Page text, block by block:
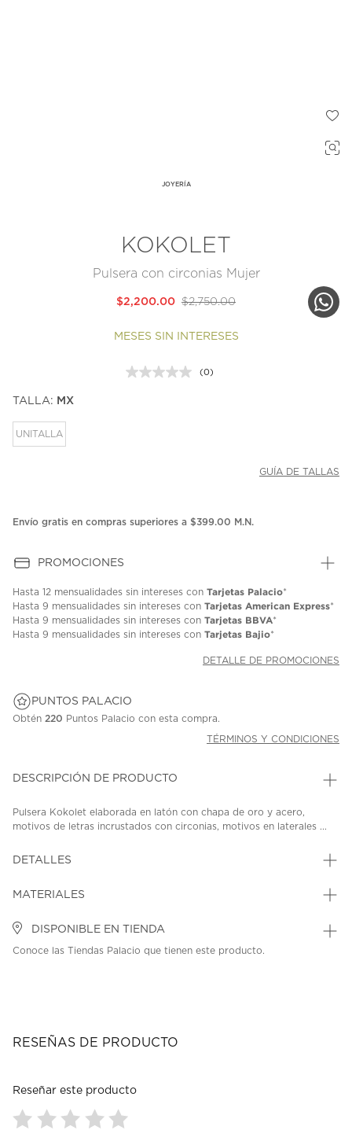
JOYERÍA
KOKOLET
Pulsera con circonias Mujer
$2,750.00
$2,200.00
MESES SIN INTERESES
Sin
(0)
TALLA: MX
UNITALLA
GUÍA DE TALLAS
Envío gratis en compras superiores a $399.00 M.N.
PROMOCIONES
Hasta 12 mensualidades sin intereses con Tarjetas Palacio*
Hasta 9 mensualidades sin intereses con Tarjetas American Express*
Hasta 9 mensualidades sin intereses con Tarjetas BBVA*
Hasta 9 mensualidades sin intereses con Tarjetas Bajio*
DETALLE DE PROMOCIONES
PUNTOS PALACIO
Obtén 220 Puntos Palacio con esta compra.
TÉRMINOS Y CONDICIONES
DESCRIPCIÓN DE PRODUCTO
Pulsera Kokolet elaborada en latón con chapa de oro y acero,
motivos de letras incrustados con circonias, motivos en laterales ...
DETALLES
MATERIALES
DISPONIBLE EN TIENDA
Conoce las Tiendas Palacio que tienen este producto.
RESEÑAS DE PRODUCTO
Reseñar este producto